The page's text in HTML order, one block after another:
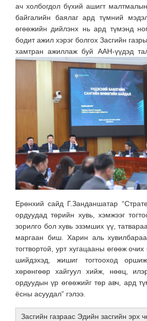
ач холбогдол бүхий ашигт
байгалийн баялаг ард түмний
өгөөжийн дийлэнх нь ард түмэнд
бодит ажил хэрэг болгох Засгийн
хамтран ажиллаж буй ААН-үүдэд
Ерөнхий сайд Г.Занданшатар
ордуудад төрийн хувь, хэмжээг
зорилго бол хувь эзэмших үү,
маргаан биш. Харин аль
тогтвортой, урт хугацааны өгөөж очих
шийдэхэд, жишиг тогтооход
хөрөнгөөр хайгуул хийж, нөөц,
ордуудын үр өгөөжийг төр авч, ард
ёсны асуудал” гэлээ.
Засгийн газраас Эдийн засгийн эрх